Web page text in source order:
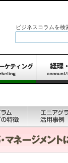
ビジネスコラムを検